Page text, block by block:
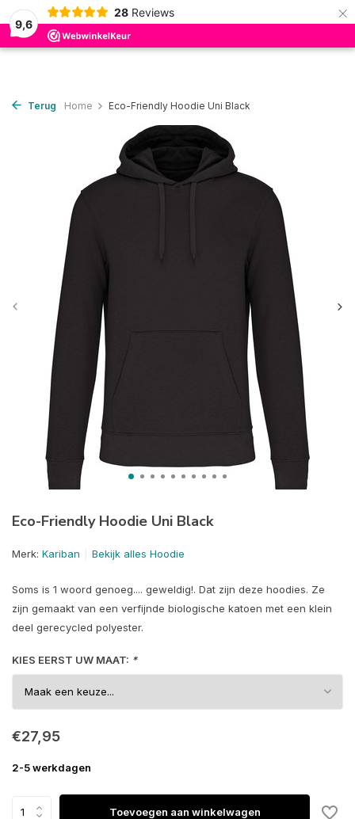
9,6
28 Reviews ×
0
Terug Home Eco-Friendly Hoodie Uni Black
Eco-Friendly Hoodie Uni Black
Merk: Kariban Bekijk alles Hoodie
Soms is 1 woord genoeg.... geweldig!. Dat zijn deze hoodies. Ze
zijn gemaakt van een verfijnde biologische katoen met een klein
deel gerecycled polyester.
KIES EERST UW MAAT: *
€27,95
2-5 werkdagen
Toevoegen aan winkelwagen